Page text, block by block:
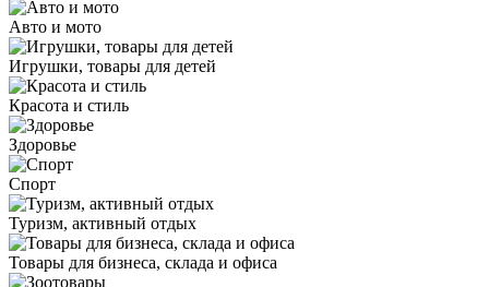
Авто и мото
Игрушки, товары для детей
Красота и стиль
Здоровье
Спорт
Туризм, активный отдых
Товары для бизнеса, склада и офиса